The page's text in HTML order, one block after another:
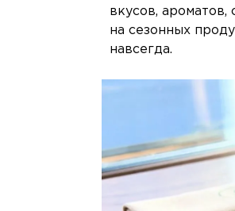
вкусов,
на сезонных
навсегда.